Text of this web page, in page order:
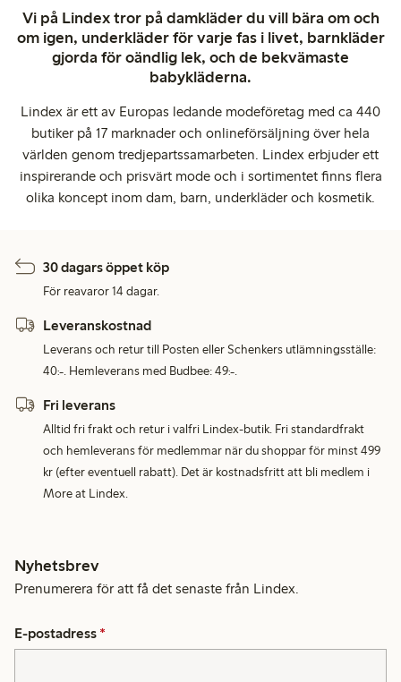
Vi på Lindex tror på damkläder du vill bära om och
om igen, underkläder för varje fas i livet, barnkläder
gjorda för oändlig lek, och de bekvämaste
babykläderna.
Lindex är ett av Europas ledande modeföretag med ca 440
butiker på 17 marknader och onlineförsäljning över hela
världen genom tredjepartssamarbeten. Lindex erbjuder ett
inspirerande och prisvärt mode och i sortimentet finns flera
olika koncept inom dam, barn, underkläder och kosmetik.
30 dagars öppet köp
För reavaror 14 dagar.
Leveranskostnad
Leverans och retur till Posten eller Schenkers utlämningsställe:
40:-. Hemleverans med Budbee: 49:-.
Fri leverans
Alltid fri frakt och retur i valfri Lindex-butik. Fri standardfrakt
och hemleverans för medlemmar när du shoppar för minst 499
kr (efter eventuell rabatt). Det är kostnadsfritt att bli medlem i
More at Lindex.
Nyhetsbrev
Prenumerera för att få det senaste från Lindex.
E-postadress *